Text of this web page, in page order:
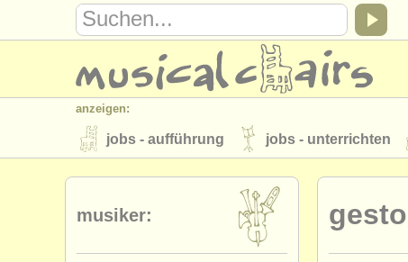
anzeigen:
jobs - aufführung jobs - unterrichten
instrumentenverkauf gestohlene
verzeichnisse:
musikhochschulen
musiker: